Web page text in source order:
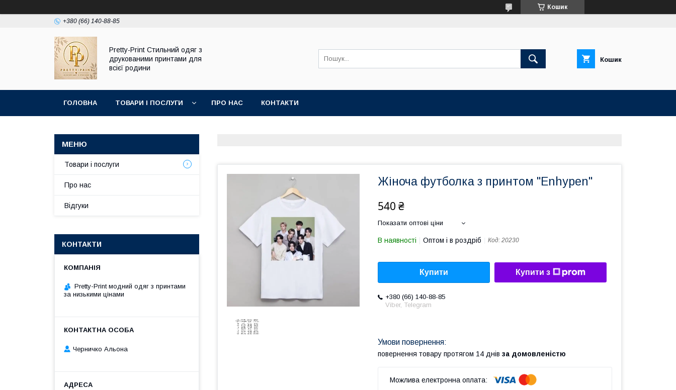
Кошик
+380 (66) 140-88-85
Pretty-Print Стильний одяг з
друкованими принтами для
всієї родини
Кошик
ГОЛОВНА ТОВАРИ І ПОСЛУГИ ПРО НАС КОНТАКТИ
Жіноча футболка з принтом "Enhypen"
540 ₴
Показати оптові ціни
В наявності Оптом і в роздріб Код: 20230
Купити Купити з
+380 (66) 140-88-85
Viber, Telegram
повернення товару протягом 14 днів за домовленістю
Товари і послуги
Про нас
Відгуки
КОНТАКТИ
Pretty-Print модний одяг з принтами
за низькими цінами
Черничко Альона